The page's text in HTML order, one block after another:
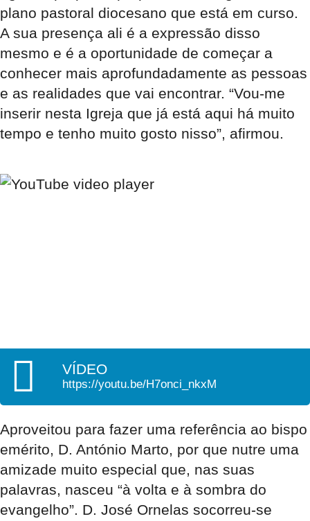
plano pastoral diocesano que está em curso.
A sua presença ali é a expressão disso
mesmo e é a oportunidade de começar a
conhecer mais aprofundadamente as pessoas
e as realidades que vai encontrar. “Vou-me
inserir nesta Igreja que já está aqui há muito
tempo e tenho muito gosto nisso”, afirmou.
VÍDEO
https://youtu.be/H7onci_nkxM
Aproveitou para fazer uma referência ao bispo
emérito, D. António Marto, por que nutre uma
amizade muito especial que, nas suas
palavras, nasceu “à volta e à sombra do
evangelho”. D. José Ornelas socorreu-se